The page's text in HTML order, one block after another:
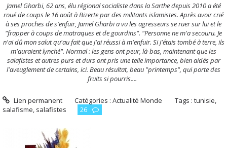
Jamel Gharbi, 62 ans, élu régional socialiste dans la Sarthe depuis 2010 a été
roué de coups le 16 août à Bizerte par des militants islamistes. Après avoir crié
à ses proches de s'enfuir, Jamel Gharbi a vu les agresseurs se ruer sur lui et le
"frapper à coups de matraques et de gourdins". "Personne ne m'a secouru. Je
n'ai dû mon salut qu'au fait que j'ai réussi à m'enfuir. Si j'étais tombé à terre, ils
m'auraient lynché". Normal : les gens ont peur, là-bas, maintenant que les
salafistes et autres purs et durs ont pris une telle importance, bien aidés par
l'aveuglement de certains, ici. Beau résultat, beau "printemps", qui porte des
fruits si pourris....
Lien permanent Catégories :Actualité Monde Tags :tunisie,
salafisme, salafistes 26